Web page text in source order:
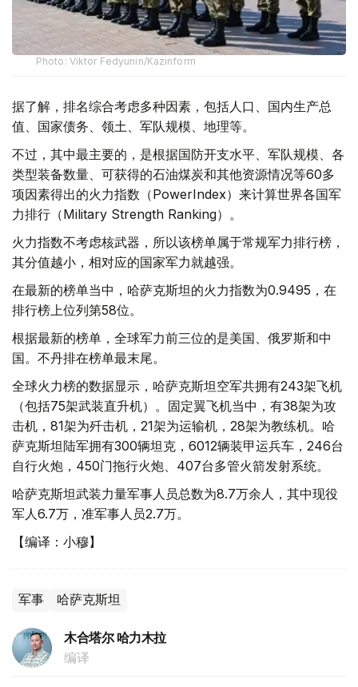
Photo: Viktor Fedyunin/Kazinform
据了解，排名综合考虑多种因素，包括人口、国内生产总
值、国家债务、领土、军队规模、地理等。
不过，其中最主要的，是根据国防开支水平、军队规模、各
类型装备数量、可获得的石油煤炭和其他资源情况等60多
项因素得出的火力指数（PowerIndex）来计算世界各国军
力排行（Military Strength Ranking）。
火力指数不考虑核武器，所以该榜单属于常规军力排行榜，
其分值越小，相对应的国家军力就越强。
在最新的榜单当中，哈萨克斯坦的火力指数为0.9495，在
排行榜上位列第58位。
根据最新的榜单，全球军力前三位的是美国、俄罗斯和中
国。不丹排在榜单最末尾。
全球火力榜的数据显示，哈萨克斯坦空军共拥有243架飞机
（包括75架武装直升机）。固定翼飞机当中，有38架为攻
击机，81架为歼击机，21架为运输机，28架为教练机。哈
萨克斯坦陆军拥有300辆坦克，6012辆装甲运兵车，246台
自行火炮，450门拖行火炮、407台多管火箭发射系统。
哈萨克斯坦武装力量军事人员总数为8.7万余人，其中现役
军人6.7万，准军事人员2.7万。
【编译：小穆】
军事 哈萨克斯坦
木合塔尔 哈力木拉
编译